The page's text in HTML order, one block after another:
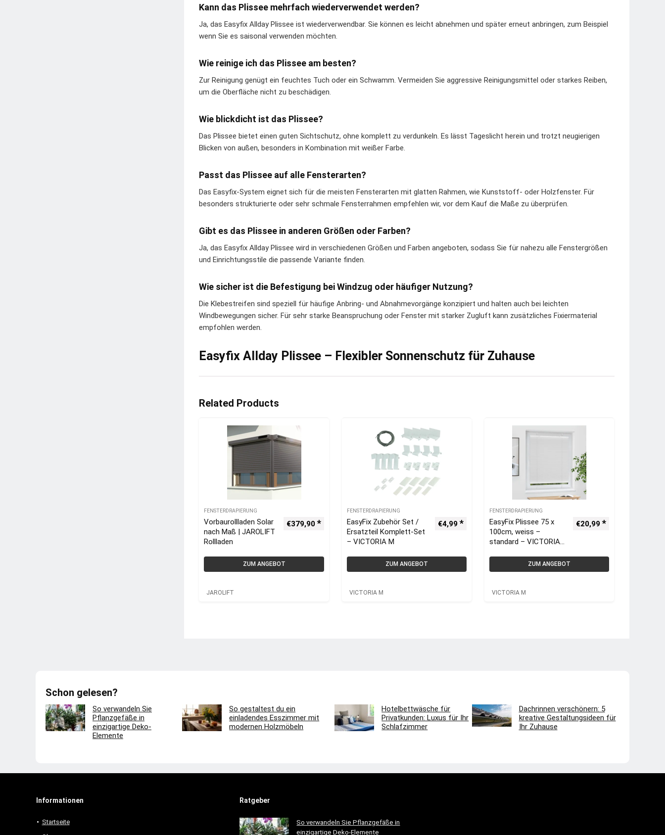
Kann das Plissee mehrfach wiederverwendet werden?
Ja, das Easyfix Allday Plissee ist wiederverwendbar. Sie können es leicht abnehmen und später erneut anbringen, zum Beispiel
wenn Sie es saisonal verwenden möchten.
Wie reinige ich das Plissee am besten?
Zur Reinigung genügt ein feuchtes Tuch oder ein Schwamm. Vermeiden Sie aggressive Reinigungsmittel oder starkes Reiben,
um die Oberfläche nicht zu beschädigen.
Wie blickdicht ist das Plissee?
Das Plissee bietet einen guten Sichtschutz, ohne komplett zu verdunkeln. Es lässt Tageslicht herein und trotzt neugierigen
Blicken von außen, besonders in Kombination mit weißer Farbe.
Passt das Plissee auf alle Fensterarten?
Das Easyfix-System eignet sich für die meisten Fensterarten mit glatten Rahmen, wie Kunststoff- oder Holzfenster. Für
besonders strukturierte oder sehr schmale Fensterrahmen empfehlen wir, vor dem Kauf die Maße zu überprüfen.
Gibt es das Plissee in anderen Größen oder Farben?
Ja, das Easyfix Allday Plissee wird in verschiedenen Größen und Farben angeboten, sodass Sie für nahezu alle Fenstergrößen
und Einrichtungsstile die passende Variante finden.
Wie sicher ist die Befestigung bei Windzug oder häufiger Nutzung?
Die Klebestreifen sind speziell für häufige Anbring- und Abnahmevorgänge konzipiert und halten auch bei leichten
Windbewegungen sicher. Für sehr starke Beanspruchung oder Fenster mit starker Zugluft kann zusätzliches Fixiermaterial
empfohlen werden.
Easyfix Allday Plissee – Flexibler Sonnenschutz für Zuhause
Related Products
FENSTERDRAPIERUNG
Vorbaurollladen Solar
nach Maß | JAROLIFT
Rollladen
€379,90
ZUM ANGEBOT
JAROLIFT
FENSTERDRAPIERUNG
EasyFix Zubehör Set /
Ersatzteil Komplett-Set
– VICTORIA M
€4,99
ZUM ANGEBOT
VICTORIA M
FENSTERDRAPIERUNG
EasyFix Plissee 75 x
100cm, weiss –
standard – VICTORIA
€20,99
ZUM ANGEBOT
VICTORIA M
Schon gelesen?
So verwandeln Sie
Pflanzgefäße in
einzigartige Deko-
Elemente
So gestaltest du ein
einladendes Esszimmer mit
modernen Holzmöbeln
Hotelbettwäsche für
Privatkunden: Luxus für Ihr
Schlafzimmer
Dachrinnen verschönern: 5
kreative Gestaltungsideen für
Ihr Zuhause
Informationen
Startseite
Ratgeber
So verwandeln Sie Pflanzgefäße in
einzigartige Deko-Elemente